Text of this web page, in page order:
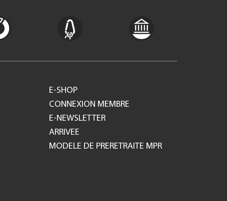
E-SHOP
CONNEXION MEMBRE
E-NEWSLETTER
ARRIVEE
MODELE DE PRERETRAITE MPR